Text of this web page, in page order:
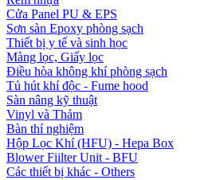
Cửa Panel PU & EPS
Sơn sàn Epoxy phòng sạch
Thiết bị y tế và sinh học
Màng lọc, Giấy lọc
Điều hòa không khí phòng sạch
Tủ hút khí độc - Fume hood
Sàn nâng kỹ thuật
Vinyl và Thảm
Bàn thí nghiệm
Hộp Lọc Khí (HFU) - Hepa Box
Blower Fiilter Unit - BFU
Các thiết bị khác - Others